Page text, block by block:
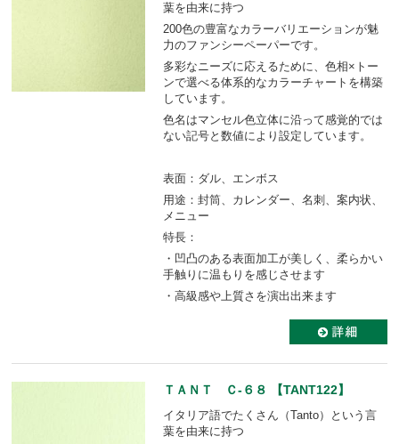
葉を由来に持つ
200色の豊富なカラーバリエーションが魅
力のファンシーペーパーです。
多彩なニーズに応えるために、色相×トー
ンで選べる体系的なカラーチャートを構築
しています。
色名はマンセル色立体に沿って感覚的では
ない記号と数値により設定しています。
表面：ダル、エンボス
用途：封筒、カレンダー、名刺、案内状、
メニュー
特長：
・凹凸のある表面加工が美しく、柔らかい
手触りに温もりを感じさせます
・高級感や上質さを演出出来ます
ＴＡＮＴ Ｃ-６８ 【TANT122】
イタリア語でたくさん（Tanto）という言
葉を由来に持つ